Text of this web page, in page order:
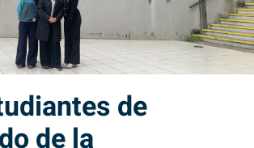
de
de la